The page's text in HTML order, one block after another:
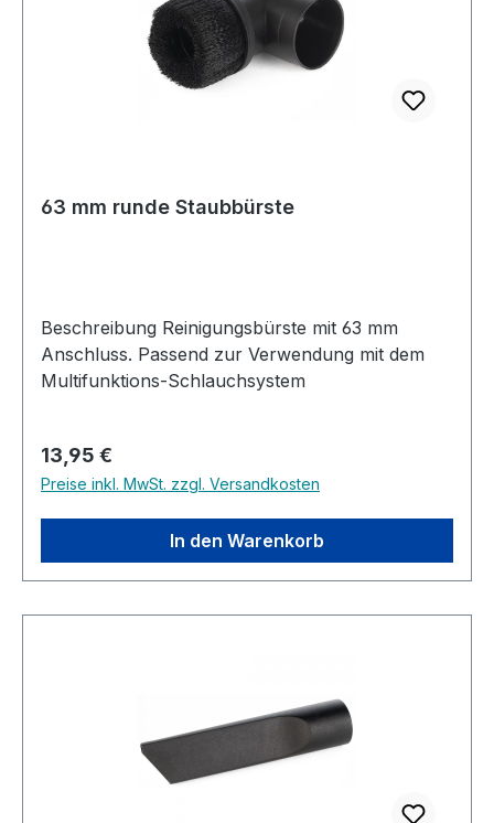
63 mm runde Staubbürste
Beschreibung Reinigungsbürste mit 63 mm
Anschluss. Passend zur Verwendung mit dem
Multifunktions-Schlauchsystem
Regulärer Preis:
13,95 €
Preise inkl. MwSt. zzgl. Versandkosten
In den Warenkorb